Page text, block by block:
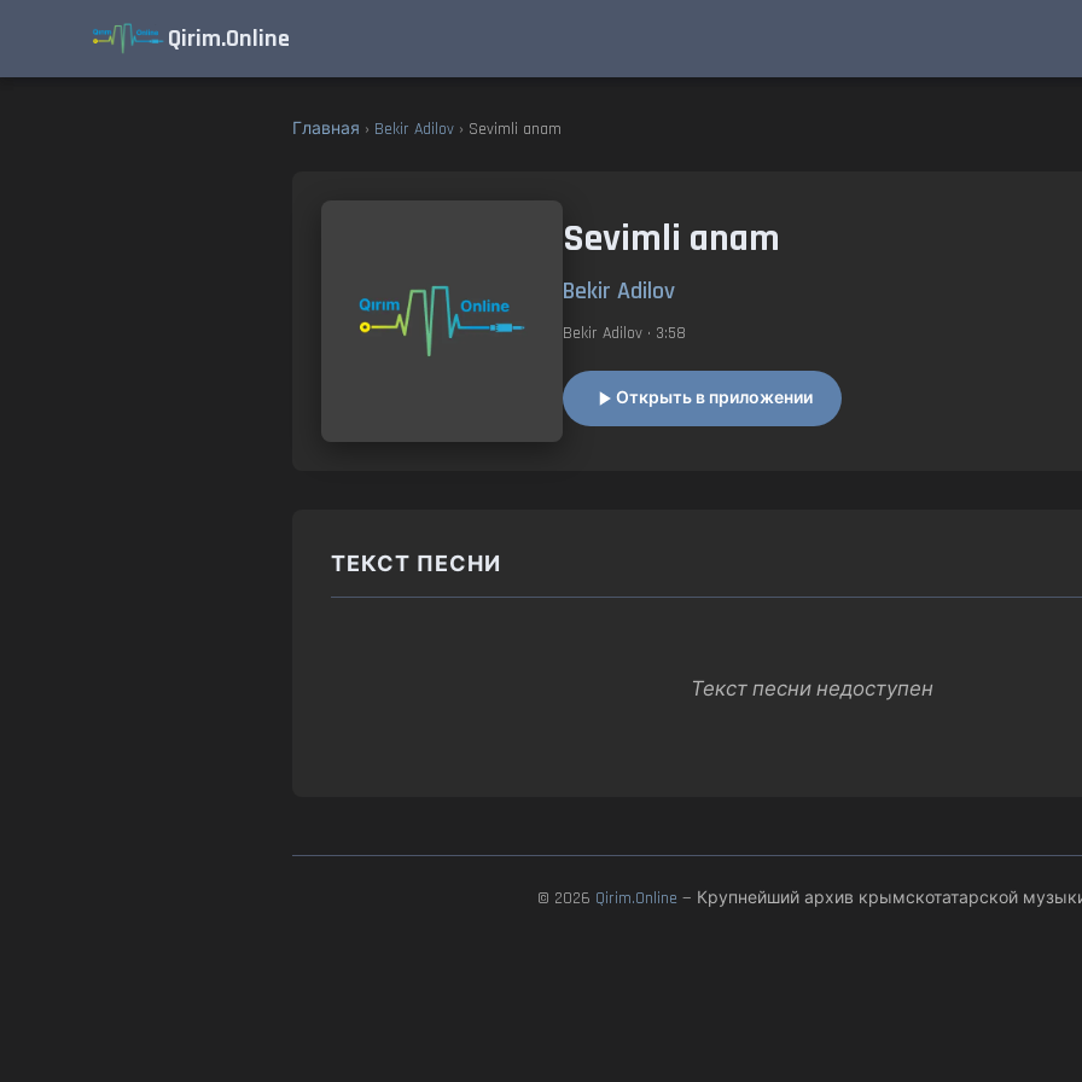
Qirim.Online
Главная › Bekir Adilov › Sevimli anam
Sevimli anam
Bekir Adilov
Bekir Adilov • 3:58
Открыть в приложении
ТЕКСТ ПЕСНИ
Текст песни недоступен
© 2026 Qirim.Online — Крупнейший архив крымскотатарской